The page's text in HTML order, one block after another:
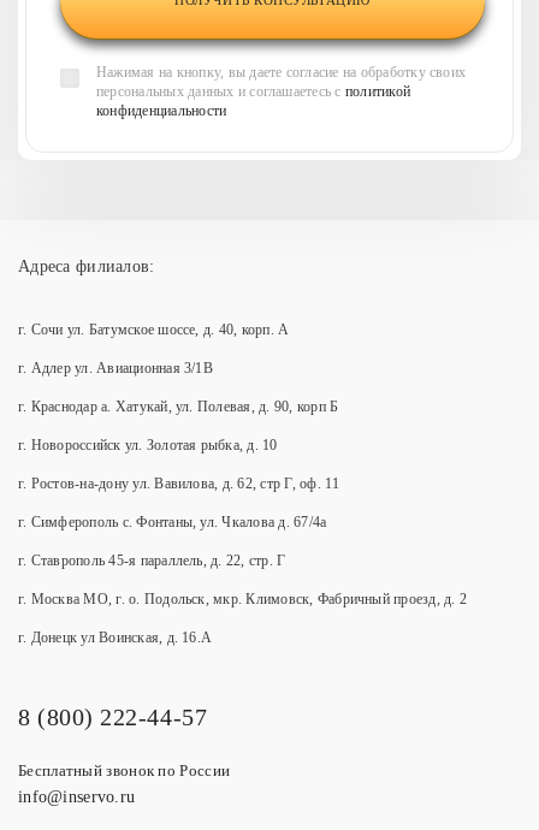
Нажимая на кнопку, вы даете согласие на обработку своих
персональных данных и соглашаетесь с политикой
конфиденциальности
Адреса филиалов:
г. Сочи ул. Батумское шоссе, д. 40, корп. А
г. Адлер ул. Авиационная 3/1В
г. Краснодар а. Хатукай, ул. Полевая, д. 90, корп Б
г. Новороссийск ул. Золотая рыбка, д. 10
г. Ростов-на-дону ул. Вавилова, д. 62, стр Г, оф. 11
г. Симферополь с. Фонтаны, ул. Чкалова д. 67/4а
г. Ставрополь 45-я параллель, д. 22, стр. Г
г. Москва МО, г. о. Подольск, мкр. Климовск, Фабричный проезд, д. 2
г. Донецк ул Воинская, д. 16.А
8 (800) 222-44-57
Бесплатный звонок по России
info@inservo.ru